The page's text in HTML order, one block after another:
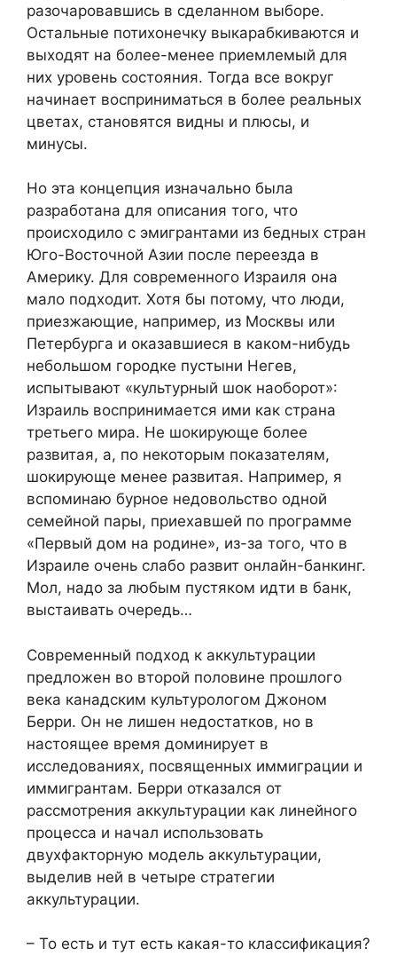
разочаровавшись в сделанном выборе.
Остальные потихонечку выкарабкиваются и
выходят на более-менее приемлемый для
них уровень состояния. Тогда все вокруг
начинает восприниматься в более реальных
цветах, становятся видны и плюсы, и
минусы.
Но эта концепция изначально была
разработана для описания того, что
происходило с эмигрантами из бедных стран
Юго-Восточной Азии после переезда в
Америку. Для современного Израиля она
мало подходит. Хотя бы потому, что люди,
приезжающие, например, из Москвы или
Петербурга и оказавшиеся в каком-нибудь
небольшом городке пустыни Негев,
испытывают «культурный шок наоборот»:
Израиль воспринимается ими как страна
третьего мира. Не шокирующе более
развитая, а, по некоторым показателям,
шокирующе менее развитая. Например, я
вспоминаю бурное недовольство одной
семейной пары, приехавшей по программе
«Первый дом на родине», из-за того, что в
Израиле очень слабо развит онлайн-банкинг.
Мол, надо за любым пустяком идти в банк,
выстаивать очередь…
Современный подход к аккультурации
предложен во второй половине прошлого
века канадским культурологом Джоном
Берри. Он не лишен недостатков, но в
настоящее время доминирует в
исследованиях, посвященных иммиграции и
иммигрантам. Берри отказался от
рассмотрения аккультурации как линейного
процесса и начал использовать
двухфакторную модель аккультурации,
выделив ней в четыре стратегии
аккультурации.
– То есть и тут есть какая-то классификация?